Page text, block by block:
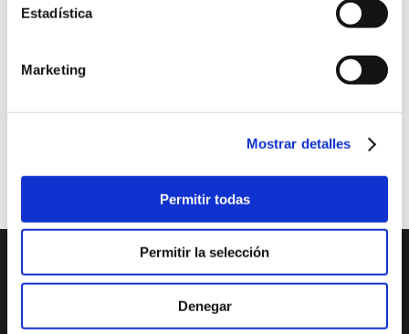
Estadística
Marketing
Mostrar detalles
Permitir todas
Permitir la selección
Denegar
AGROTURISMO
DESCUBRE XÀBIA
Mirador Virtual
QUÉ HACER
Eventos todo el año